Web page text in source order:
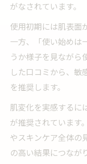
がなされています。
使用初期には肌表面
一方、「使い始めは
うか様子を見ながら
した口コミから、敏
を推奨します。
肌変化を実感するに
が推奨されています
やスキンケア全体の
の高い結果につなが